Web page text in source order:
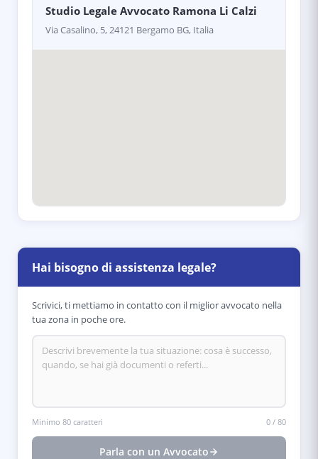
Studio Legale Avvocato Ramona Li Calzi
Via Casalino, 5, 24121 Bergamo BG, Italia
Hai bisogno di assistenza legale?
Scrivici, ti mettiamo in contatto con il miglior avvocato nella
tua zona in poche ore.
Minimo 80 caratteri 0 / 80
Parla con un Avvocato